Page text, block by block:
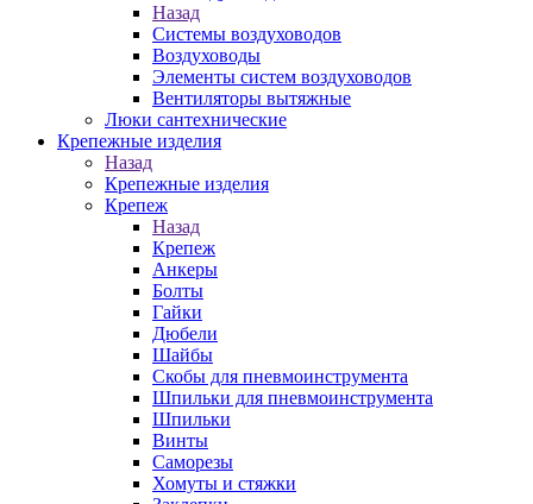
Назад
Системы воздуховодов
Воздуховоды
Элементы систем воздуховодов
Вентиляторы вытяжные
Люки сантехнические
Крепежные изделия
Назад
Крепежные изделия
Крепеж
Назад
Крепеж
Анкеры
Болты
Гайки
Дюбели
Шайбы
Скобы для пневмоинструмента
Шпильки для пневмоинструмента
Шпильки
Винты
Саморезы
Хомуты и стяжки